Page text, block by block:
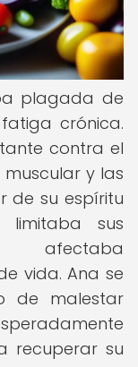
plagada de
crónica.
contra el
y las
de su espíritu
limitaba sus
afectaba
vida. Ana se
de malestar
recuperar su